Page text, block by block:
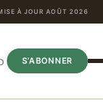
À JOUR AOÛT 2026
S’ABONNER